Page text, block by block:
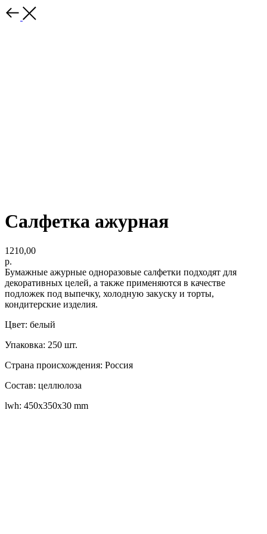
Салфетка ажурная
1210,00
р.
Бумажные ажурные одноразовые салфетки подходят для
декоративных целей, а также применяются в качестве
подложек под выпечку, холодную закуску и торты,
кондитерские изделия.
Цвет: белый
Упаковка: 250 шт.
Страна происхождения: Россия
Состав: целлюлоза
lwh: 450x350x30 mm